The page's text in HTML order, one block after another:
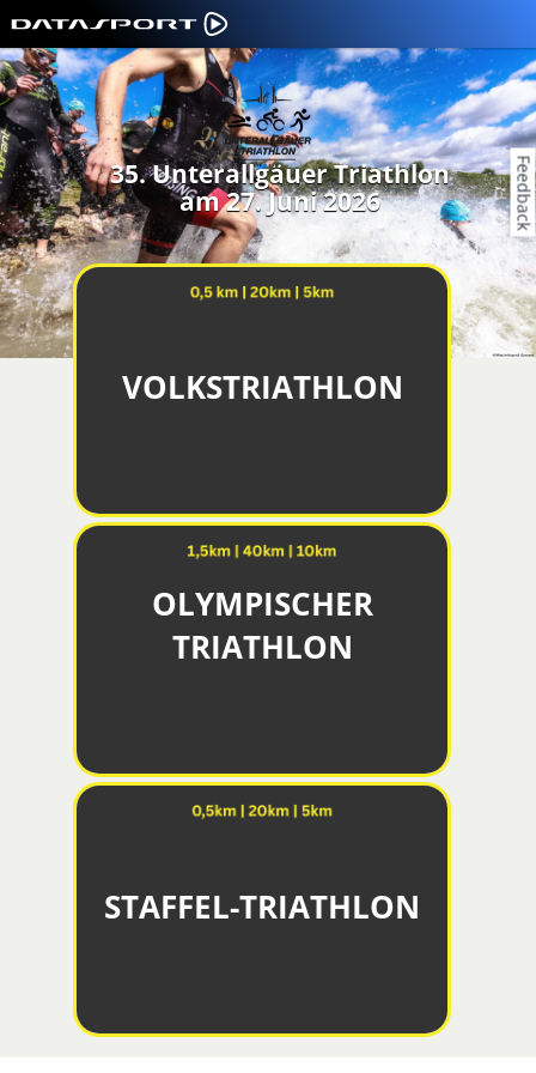
35. Unterallgäuer Triathlon
am 27. Juni 2026
VOLKSTRIATHLON
OLYMPISCHER
TRIATHLON
STAFFEL-TRIATHLON
Feedback